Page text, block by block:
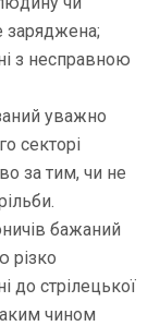
заряджена;
з несправною
уважно
секторі
за тим, чи не
бажаний
різко
до стрілецької
чином